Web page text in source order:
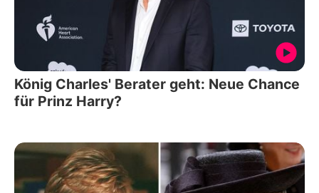
König Charles' Berater geht: Neue Chance
für Prinz Harry?